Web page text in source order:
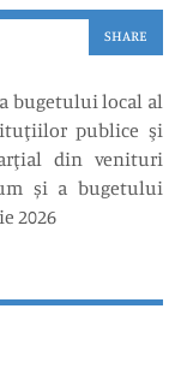
SHARE
bugetului local al
publice şi
din venituri
și a bugetului
2026